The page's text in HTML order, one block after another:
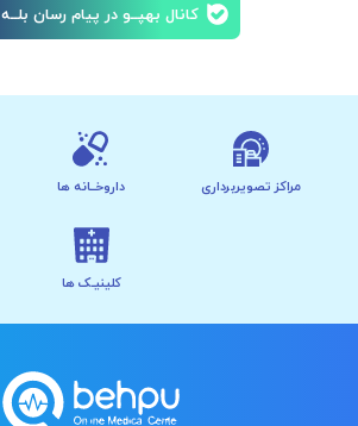
کانال بهپــو در پیام رسان بلــه
مراکز تصویربرداری داروخــانه ها
کلینیـک ها